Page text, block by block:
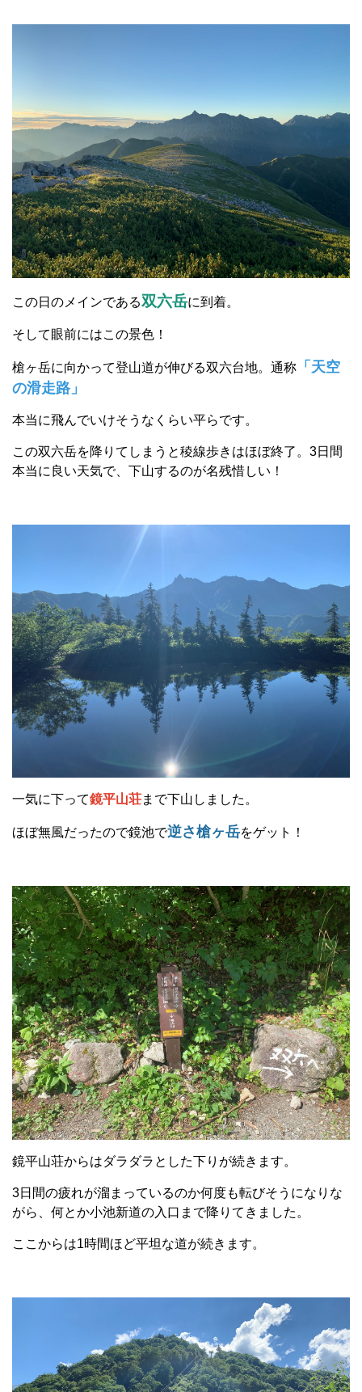
この日のメインである双六岳に到着。
そして眼前にはこの景色！
槍ヶ岳に向かって登山道が伸びる双六台地。通称 「天空
の滑走路」
本当に飛んでいけそうなくらい平らです。
この双六岳を降りてしまうと稜線歩きはほぼ終了。3日間
本当に良い天気で、下山するのが名残惜しい！
一気に下って鏡平山荘まで下山しました。
ほぼ無風だったので鏡池で逆さ槍ヶ岳をゲット！
鏡平山荘からはダラダラとした下りが続きます。
3日間の疲れが溜まっているのか何度も転びそうになりな
がら、何とか小池新道の入口まで降りてきました。
ここからは1時間ほど平坦な道が続きます。